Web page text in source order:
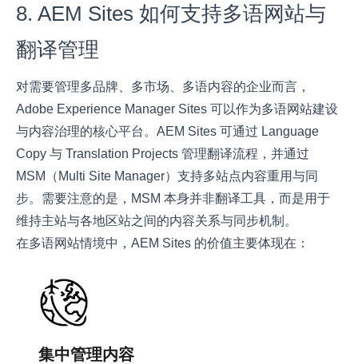
8. AEM Sites 如何支持多语网站与
翻译管理
对需要管理多品牌、多市场、多语内容的企业而言，
Adobe Experience Manager Sites 可以作为多语网站建设
与内容治理的核心平台。AEM Sites 可通过 Language
Copy 与 Translation Projects 管理翻译流程，并通过
MSM（Multi Site Manager）支持多站点内容重用与同
步。需要注意的是，MSM 本身并非翻译工具，而是用于
维持主站与各地区站之间的内容关系与同步机制。
在多语网站情境中，AEM Sites 的价值主要体现在：
集中管理内容